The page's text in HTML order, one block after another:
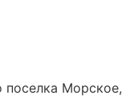
поселка Морское,